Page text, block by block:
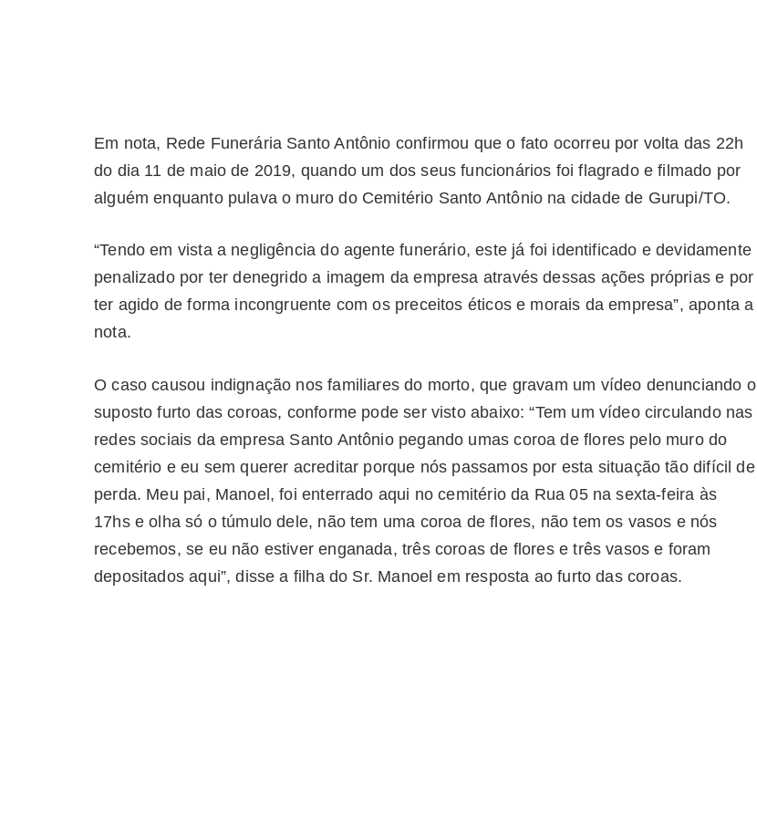
Em nota, Rede Funerária Santo Antônio confirmou que o fato ocorreu por volta das 22h
do dia 11 de maio de 2019, quando um dos seus funcionários foi flagrado e filmado por
alguém enquanto pulava o muro do Cemitério Santo Antônio na cidade de Gurupi/TO.
“Tendo em vista a negligência do agente funerário, este já foi identificado e devidamente
penalizado por ter denegrido a imagem da empresa através dessas ações próprias e por
ter agido de forma incongruente com os preceitos éticos e morais da empresa”, aponta a
nota.
O caso causou indignação nos familiares do morto, que gravam um vídeo denunciando o
suposto furto das coroas, conforme pode ser visto abaixo: “Tem um vídeo circulando nas
redes sociais da empresa Santo Antônio pegando umas coroa de flores pelo muro do
cemitério e eu sem querer acreditar porque nós passamos por esta situação tão difícil de
perda. Meu pai, Manoel, foi enterrado aqui no cemitério da Rua 05 na sexta-feira às
17hs e olha só o túmulo dele, não tem uma coroa de flores, não tem os vasos e nós
recebemos, se eu não estiver enganada, três coroas de flores e três vasos e foram
depositados aqui”, disse a filha do Sr. Manoel em resposta ao furto das coroas.